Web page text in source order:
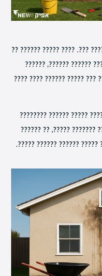
???? ????? ?? ???? ??? ????
????, ???? ?????? ?????
???????? ??????? ?????.
?????, ????? ????? ?????
??? ??????? ?? ??????.
????? ?????? ?????? ?????